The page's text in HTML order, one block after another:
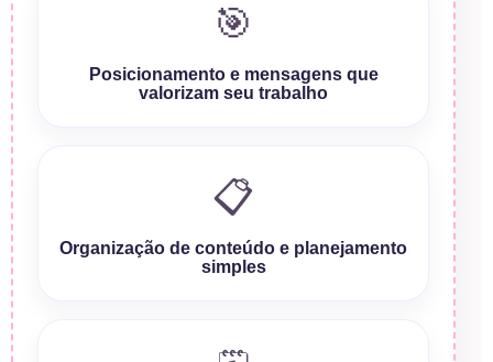
🎯
Posicionamento e mensagens que
valorizam seu trabalho
📋
Organização de conteúdo e planejamento
simples